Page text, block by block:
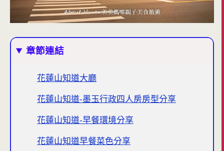
章節連結
花蓮山知道大廳
花蓮山知道-墨玉行政四人房房型分享
花蓮山知道-早餐環境分享
花蓮山知道早餐菜色分享